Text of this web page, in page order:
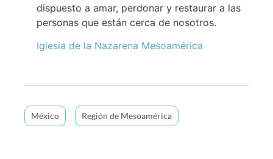
dispuesto a amar, perdonar y restaurar a las
personas que están cerca de nosotros.
Iglesia de la Nazarena Mesoamérica
México Región de Mesoamérica